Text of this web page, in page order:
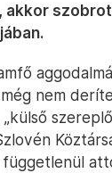
akkor
nem